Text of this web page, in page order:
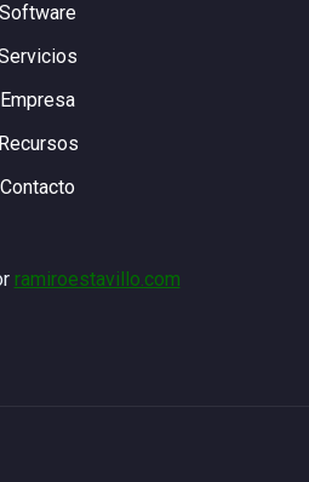
Software
Empresa
Recursos
Contacto
ramiroestavillo.com